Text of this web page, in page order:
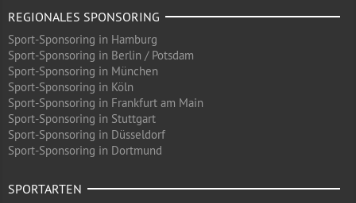
REGIONALES SPONSORING
Sport-Sponsoring in Hamburg
Sport-Sponsoring in Berlin / Potsdam
Sport-Sponsoring in München
Sport-Sponsoring in Köln
Sport-Sponsoring in Frankfurt am Main
Sport-Sponsoring in Stuttgart
Sport-Sponsoring in Düsseldorf
Sport-Sponsoring in Dortmund
SPORTARTEN